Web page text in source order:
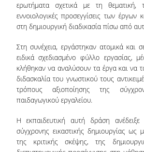
ΕΤΗΣΙΑ ΕΠΙΣΤΗΜΟΝΙΚΗ
ΕΡΕΥΝΗΤΙΚΕΣ ΕΡΓΑΣΙΕΣ
ΦΩΤΟΓΡΑΦΙΕΣ
ΜΜΕ
ΟΠΑ NEWS
ΔΙΑΖΩΜΑ
ΤΟ ΣΚΑΣΙΑΡΧΕΙΟ
ερωτήματα σχετικά με τη θεματική,
εννοιολογικές προσεγγίσεις των έργων
στη δημιουργική διαδικασία πίσω από
Στη συνέχεια, εργάστηκαν ατομικά και
ειδικά σχεδιασμένο φύλλο εργασίας,
κλήθηκαν να αναλύσουν τα έργα και να
διδασκαλία του γνωστικού τους
τρόπους αξιοποίησης της
παιδαγωγικού εργαλείου.
Η εκπαιδευτική αυτή δράση
σύγχρονης εικαστικής δημιουργίας ως
της κριτικής σκέψης, της